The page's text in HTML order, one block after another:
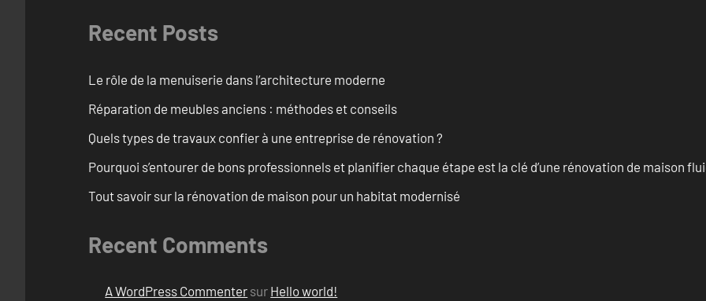
Recent Posts
Le rôle de la menuiserie dans l’architecture moderne
Réparation de meubles anciens : méthodes et conseils
Quels types de travaux confier à une entreprise de rénovation ?
Pourquoi s’entourer de bons professionnels et planifier chaque étape est la clé d’une rénovation de maison
Tout savoir sur la rénovation de maison pour un habitat modernisé
Recent Comments
A WordPress Commenter sur Hello world!